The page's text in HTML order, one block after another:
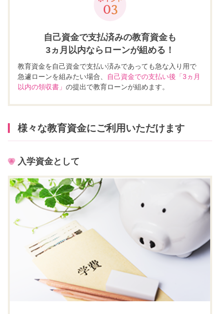
自己資金で支払済みの教育資金も
3ヵ月以内なら ローンが組める！
教育資金を自己資金で支払い済みであっても急な入り用で
急遽ローンを組みたい場合、
自己資金での支払い後「3ヵ月
以内の領収書」 の提出で教育ローンが組めます。
様々な教育資金にご利用いただけます
入学資金として